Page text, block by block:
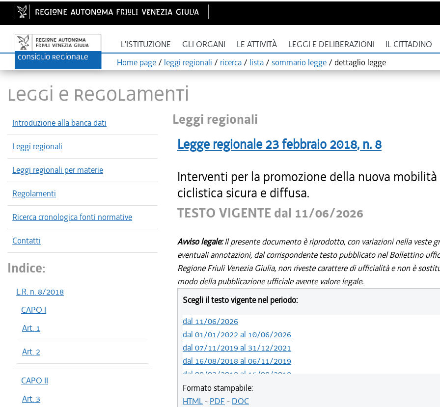
L'ISTITUZIONE GLI ORGANI LE ATTIVITÀ LEGGI E DELIBERAZIONI IL CITTADINO
Home page / leggi regionali / ricerca / lista / sommario legge / dettaglio legge
LEGGI E REGOLAMENTI
Introduzione alla banca dati
Leggi regionali
Leggi regionali per materie
Regolamenti
Ricerca cronologica fonti normative
Contatti
Indice:
L.R. n. 8/2018
CAPO I
Art. 1
Art. 2
CAPO II
Art. 3
Leggi regionali
Legge regionale 23 febbraio 2018, n. 8
Interventi per la promozione della nuova mobilità
ciclistica sicura e diffusa.
TESTO VIGENTE dal 11/06/2026
Avviso legale:Il presente documento è riprodotto, con variazioni nella veste
eventuali annotazioni, dal corrispondente testo pubblicato nel Bollettino
Regione Friuli Venezia Giulia, non riveste carattere di ufficialità e non è
modo della pubblicazione ufficiale avente valore legale.
Scegli il testo vigente nel periodo:
dal 11/06/2026
dal 01/01/2022 al 10/06/2026
dal 07/11/2019 al 31/12/2021
dal 16/08/2018 al 06/11/2019
dal 08/03/2018 al 15/08/2018
Formato stampabile:
HTML- PDF - DOC